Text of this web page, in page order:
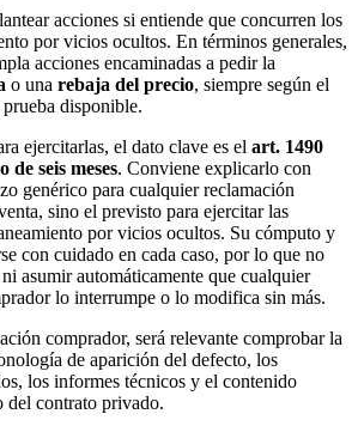
acciones si entiende que concurren los
por vicios ocultos. En términos generales,
acciones encaminadas a pedir la
o una rebaja del precio, siempre según el
disponible.
ejercitarlas, el dato clave es el art. 1490
de seis meses. Conviene explicarlo con
genérico para cualquier reclamación
sino el previsto para ejercitar las
por vicios ocultos. Su cómputo y
con cuidado en cada caso, por lo que no
asumir automáticamente que cualquier
lo interrumpe o lo modifica sin más.
comprador, será relevante comprobar la
de aparición del defecto, los
los informes técnicos y el contenido
del contrato privado.